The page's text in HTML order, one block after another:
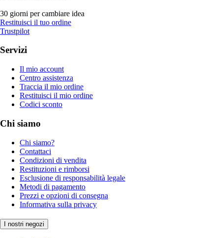
30 giorni per cambiare idea
Restituisci il tuo ordine
Trustpilot
Servizi
Il mio account
Centro assistenza
Traccia il mio ordine
Restituisci il mio ordine
Codici sconto
Chi siamo
Chi siamo?
Contattaci
Condizioni di vendita
Restituzioni e rimborsi
Esclusione di responsabilità legale
Metodi di pagamento
Prezzi e opzioni di consegna
Informativa sulla privacy
I nostri negozi